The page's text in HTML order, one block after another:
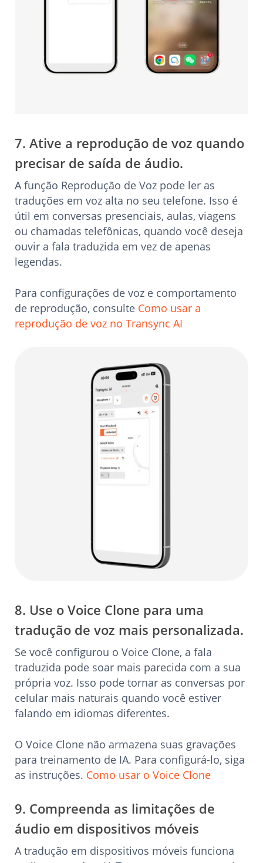
7. Ative a reprodução de voz quando
precisar de saída de áudio.
A função Reprodução de Voz pode ler as
traduções em voz alta no seu telefone. Isso é
útil em conversas presenciais, aulas, viagens
ou chamadas telefônicas, quando você deseja
ouvir a fala traduzida em vez de apenas
legendas.
Para configurações de voz e comportamento
de reprodução, consulte Como usar a
reprodução de voz no Transync AI
8. Use o Voice Clone para uma
tradução de voz mais personalizada.
Se você configurou o Voice Clone, a fala
traduzida pode soar mais parecida com a sua
própria voz. Isso pode tornar as conversas por
celular mais naturais quando você estiver
falando em idiomas diferentes.
O Voice Clone não armazena suas gravações
para treinamento de IA. Para configurá-lo, siga
as instruções. Como usar o Voice Clone
9. Compreenda as limitações de
áudio em dispositivos móveis
A tradução em dispositivos móveis funciona